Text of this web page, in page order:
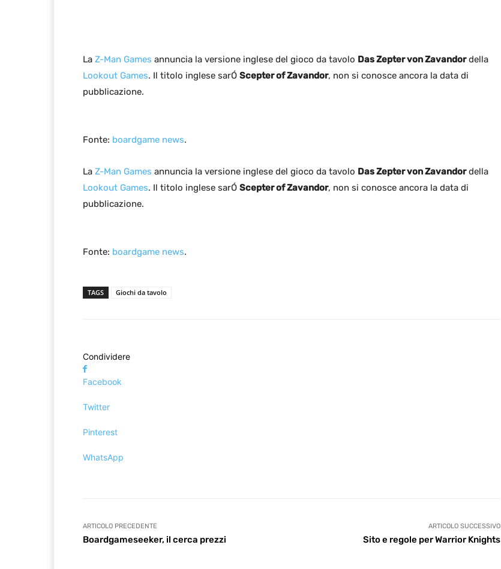
La Z-Man Games annuncia la versione inglese del gioco da tavolo Das Zepter von Zavandordella
Lookout Games. Il titolo inglese sarÓ Scepter of Zavandor, non si conosce ancora la data di
pubblicazione.
Fonte: boardgame news.
La Z-Man Games annuncia la versione inglese del gioco da tavolo Das Zepter von Zavandordella
Lookout Games. Il titolo inglese sarÓ Scepter of Zavandor, non si conosce ancora la data di
pubblicazione.
Fonte: boardgame news.
TAGS Giochi da tavolo
Condividere
Facebook
Twitter
Pinterest
WhatsApp
ARTICOLO PRECEDENTE
Boardgameseeker, il cerca prezzi
ARTICOLO SUCCESSIVO
Sito e regole per Warrior Knights